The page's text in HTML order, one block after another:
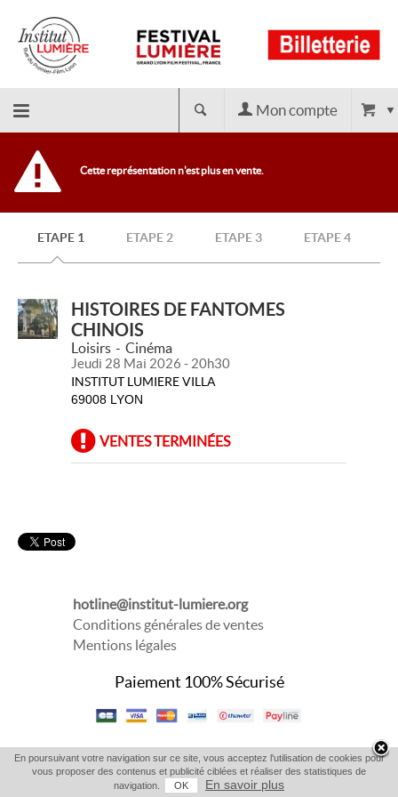
Retour
l'accueil
Mon compte
Cette représentation n'est plus en vente.
ETAPE 1 ETAPE 2 ETAPE 3 ETAPE 4
HISTOIRES DE FANTOMES
CHINOIS
Loisirs Cinéma
Jeudi 28 Mai 2026 - 20h30
INSTITUT LUMIERE VILLA
69008 LYON
VENTES TERMINÉES
hotline@institut-lumiere.org
Conditions générales de ventes
Mentions légales
Paiement 100% Sécurisé
En poursuivant votre navigation sur ce site, vous acceptez l'utilisation de cookies pour
vous proposer des contenus et publicité ciblées et réaliser des statistiques de
navigation.
OK En savoir plus